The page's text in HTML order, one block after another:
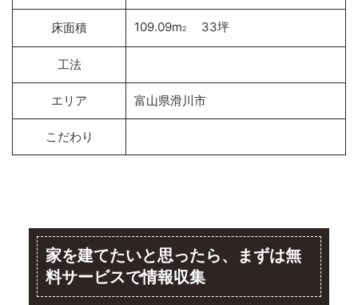
床面積 109.09m2 33坪
工法
エリア 富山県滑川市
こだわり
家を建てたいと思ったら、まずは無
料サービスで情報収集